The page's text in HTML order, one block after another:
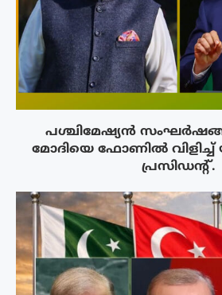
പശ്ചിമേഷ്യന്‍
മോദിയെ ഫോണില്‍
പ്രസിഡന്റ്.